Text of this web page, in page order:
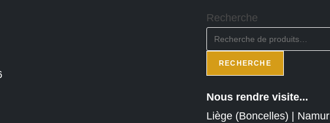
Recherche
RECHERCHE
Nous rendre visite...
Liège (Boncelles) |